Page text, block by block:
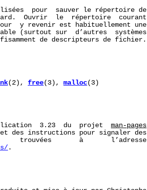
pour  sauver le répertoire de
Ouvrir  le  répertoire  courant
y revenir est habituellement une
(surtout sur  d’autres  systèmes
de descripteurs de fichier.
(2), free(3), malloc(3)
3.23  du  projet
man-pages
des instructions pour signaler des
trouvées       à       l’adresse
.